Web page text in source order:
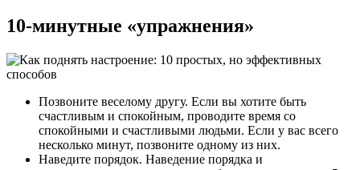
10-минутные «упражнения»
Позвоните веселому другу. Если вы хотите быть
счастливым и спокойным, проводите время со
спокойными и счастливыми людьми. Если у вас всего
несколько минут, позвоните одному из них.
Наведите порядок. Наведение порядка и